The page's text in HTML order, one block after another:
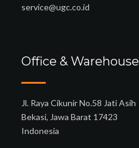
service@ugc.co.id
Office & Warehouse
Jl. Raya Cikunir No.58 Jati Asih
Bekasi, Jawa Barat 17423
Indonesia